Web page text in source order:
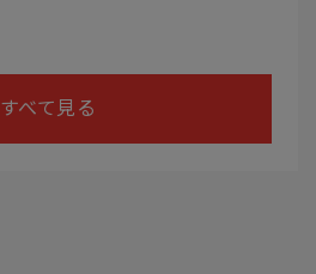
すべて見る